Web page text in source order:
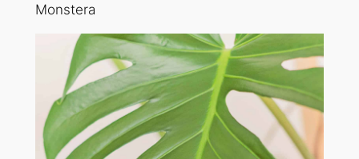
Monstera